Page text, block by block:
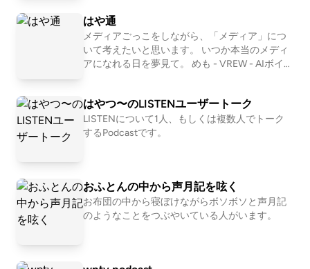
はや通
メディアごっこをしながら、「メディア」につ
いて考えたいと思います。 いつか本当のメディ
アになれる日を夢見て。 めも - VREW - AIボイス
はやつ〜のLISTENユーザートーク
LISTENについて1人、もしくは複数人でトーク
するPodcastです。
おふとんの中から声月記を呟く
お布団の中から寝ぼけながらボソボソと声月記
のようなことをつぶやいている人がいます。